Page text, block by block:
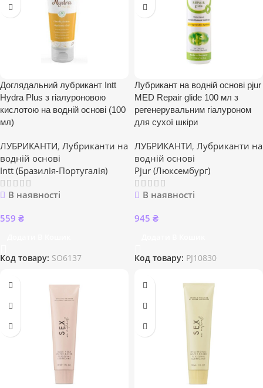
Доглядальний лубрикант Intt
Hydra Plus з гіалуроновою
кислотою на водній основі (100
мл)
ЛУБРИКАНТИ, Лубриканти на
водній основі
Intt (Бразилія-Португалія)
В наявності
559 ₴
Код товару: SO6137
Лубрикант на водній основі pjur
MED Repair glide 100 мл з
регенерувальним гіалуроном
для сухої шкіри
ЛУБРИКАНТИ, Лубриканти на
водній основі
Pjur (Люксембург)
В наявності
945 ₴
Код товару: PJ10830